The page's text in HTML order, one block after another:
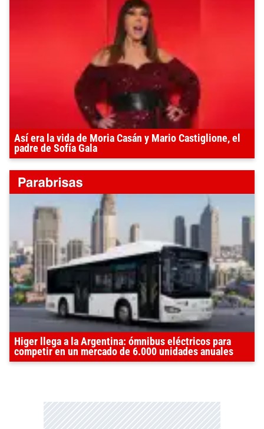
Así era la vida de Moria Casán y Mario Castiglione, el
padre de Sofía Gala
Higer llega a la Argentina: ómnibus eléctricos para
competir en un mercado de 6.000 unidades anuales